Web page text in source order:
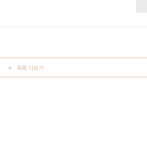
이다. 1970년에 스위스 바
목록 더보기